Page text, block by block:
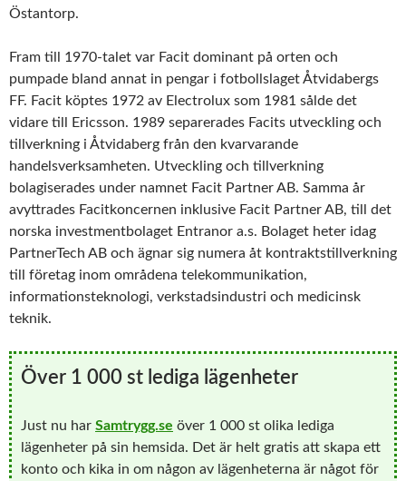
Östantorp.
Fram till 1970-talet var Facit dominant på orten och
pumpade bland annat in pengar i fotbollslaget Åtvidabergs
FF. Facit köptes 1972 av Electrolux som 1981 sålde det
vidare till Ericsson. 1989 separerades Facits utveckling och
tillverkning i Åtvidaberg från den kvarvarande
handelsverksamheten. Utveckling och tillverkning
bolagiserades under namnet Facit Partner AB. Samma år
avyttrades Facitkoncernen inklusive Facit Partner AB, till det
norska investmentbolaget Entranor a.s. Bolaget heter idag
PartnerTech AB och ägnar sig numera åt kontraktstillverkning
till företag inom områdena telekommunikation,
informationsteknologi, verkstadsindustri och medicinsk
teknik.
Över 1 000 st lediga lägenheter
Just nu har Samtrygg.se över 1 000 st olika lediga
lägenheter på sin hemsida. Det är helt gratis att skapa ett
konto och kika in om någon av lägenheterna är något för